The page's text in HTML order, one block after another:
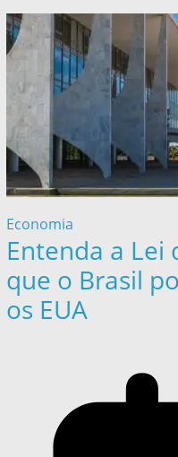
Economia
Entenda a Lei
que o Brasil
os EUA